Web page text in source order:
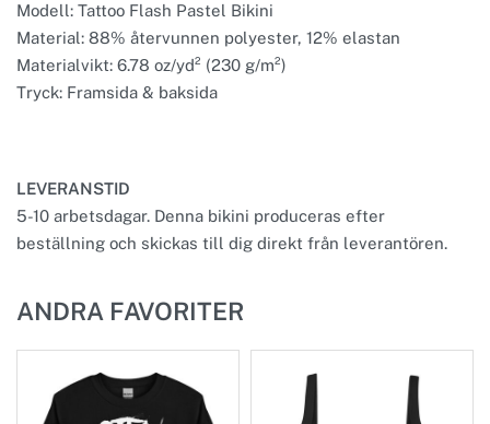
Modell: Tattoo Flash Pastel Bikini
Material: 88% återvunnen polyester, 12% elastan
Materialvikt: 6.78 oz/yd² (230 g/m²)
Tryck: Framsida & baksida
LEVERANSTID
5-10 arbetsdagar. Denna bikini produceras efter
beställning och skickas till dig direkt från leverantören.
ANDRA FAVORITER